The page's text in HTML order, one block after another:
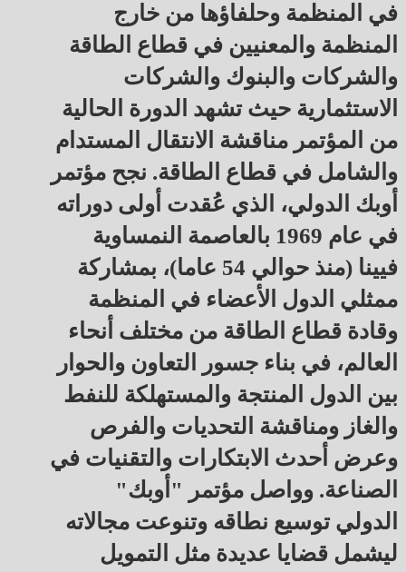
في المنظمة وحلفاؤها من خارج
المنظمة والمعنيين في قطاع الطاقة
والشركات والبنوك والشركات
الاستثمارية حيث تشهد الدورة الحالية
من المؤتمر مناقشة الانتقال المستدام
والشامل في قطاع الطاقة. نجح مؤتمر
أوبك الدولي، الذي عُقدت أولى دوراته
في عام 1969 بالعاصمة النمساوية
فيينا (منذ حوالي 54 عاما)، بمشاركة
ممثلي الدول الأعضاء في المنظمة
وقادة قطاع الطاقة من مختلف أنحاء
العالم، في بناء جسور التعاون والحوار
بين الدول المنتجة والمستهلكة للنفط
والغاز ومناقشة التحديات والفرص
وعرض أحدث الابتكارات والتقنيات في
الصناعة. وواصل مؤتمر "أوبك"
الدولي توسيع نطاقه وتنوعت مجالاته
ليشمل قضايا عديدة مثل التمويل